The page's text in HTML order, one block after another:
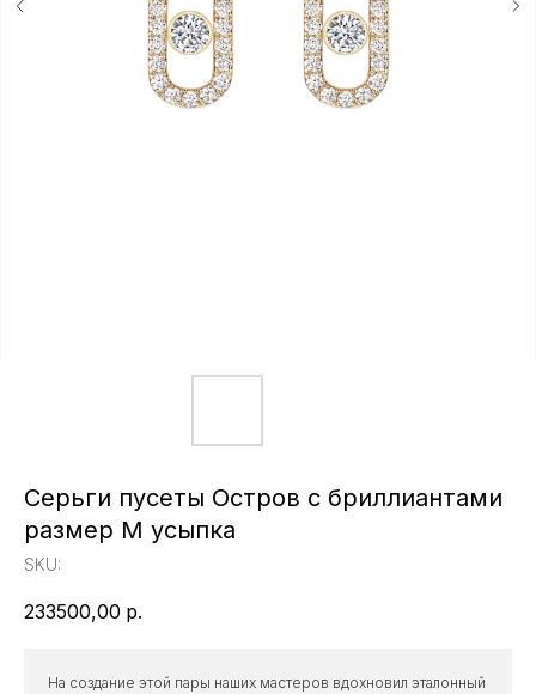
Серьги пусеты Остров с бриллиантами
размер М усыпка
SKU:
233500,00 р.
На создание этой пары наших мастеров вдохновил эталонный